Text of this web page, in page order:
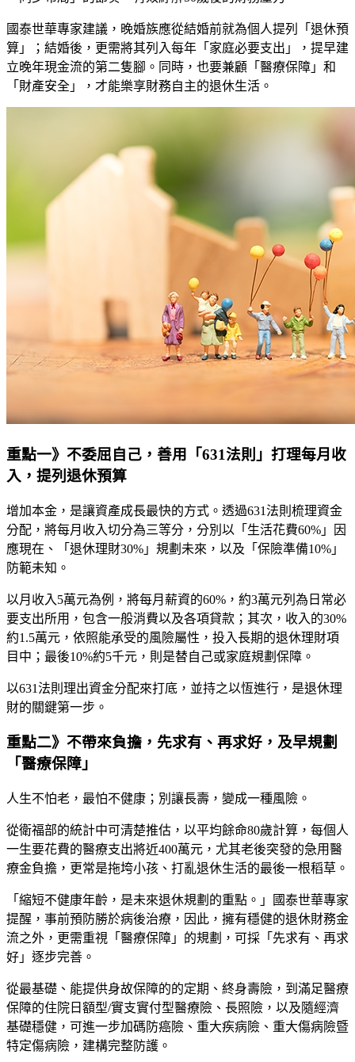
國泰世華專家建議，晚婚族應從結婚前就為個人提列「退休預
算」；結婚後，更需將其列入每年「家庭必要支出」，提早建
立晚年現金流的第二隻腳。同時，也要兼顧「醫療保障」和
「財產安全」，才能樂享財務自主的退休生活。
重點一》不委屈自己，善用「631法則」打理每月收
入，提列退休預算
增加本金，是讓資產成長最快的方式。透過631法則梳理資金
分配，將每月收入切分為三等分，分別以「生活花費60%」因
應現在、「退休理財30%」規劃未來，以及「保險準備10%」
防範未知。
以月收入5萬元為例，將每月薪資的60%，約3萬元列為日常必
要支出所用，包含一般消費以及各項貸款；其次，收入的30%
約1.5萬元，依照能承受的風險屬性，投入長期的退休理財項
目中；最後10%約5千元，則是替自己或家庭規劃保障。
以631法則理出資金分配來打底，並持之以恆進行，是退休理
財的關鍵第一步。
重點二》不帶來負擔，先求有、再求好，及早規劃
「醫療保障」
人生不怕老，最怕不健康；別讓長壽，變成一種風險。
從衛福部的統計中可清楚推估，以平均餘命80歲計算，每個人
一生要花費的醫療支出將近400萬元，尤其老後突發的急用醫
療金負擔，更常是拖垮小孩、打亂退休生活的最後一根稻草。
「縮短不健康年齡，是未來退休規劃的重點。」國泰世華專家
提醒，事前預防勝於病後治療，因此，擁有穩健的退休財務金
流之外，更需重視「醫療保障」的規劃，可採「先求有、再求
好」逐步完善。
從最基礎、能提供身故保障的的定期、終身壽險，到滿足醫療
保障的住院日額型/實支實付型醫療險、長照險，以及隨經濟
基礎穩健，可進一步加碼防癌險、重大疾病險、重大傷病險暨
特定傷病險，建構完整防護。